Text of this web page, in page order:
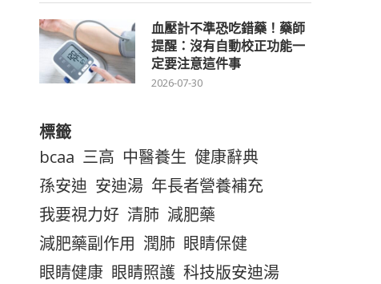
血壓計不準恐吃錯藥！藥師
提醒：沒有自動校正功能一
定要注意這件事
2026-07-30
標籤
bcaa 三高 中醫養生 健康辭典
孫安迪 安迪湯 年長者營養補充
我要視力好 清肺 減肥藥
減肥藥副作用 潤肺 眼睛保健
眼睛健康 眼睛照護 科技版安迪湯